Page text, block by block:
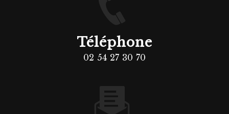
Téléphone
02 54 27 30 70